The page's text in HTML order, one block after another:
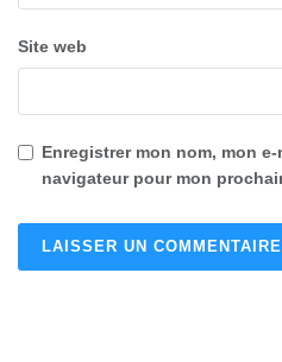
Site web
Enregistrer mon nom, mon
navigateur pour mon